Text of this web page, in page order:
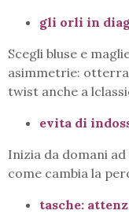
gli orli in
Scegli bluse e
asimmetrie:
twist anche a
evita di
Inizia da domani
come cambia la
tasche: